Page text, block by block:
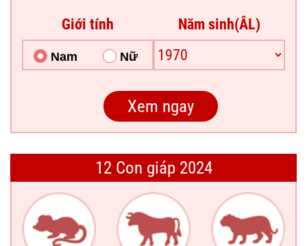
Giới tính
Nam Nữ
Năm sinh(ÂL)
12 Con giáp 2024